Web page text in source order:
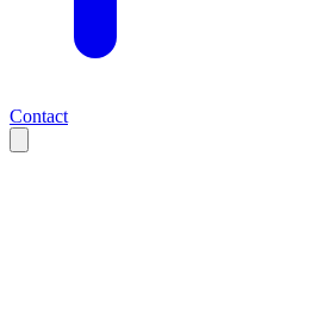
Contact